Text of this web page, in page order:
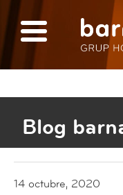
Blog
14 octubre, 2020